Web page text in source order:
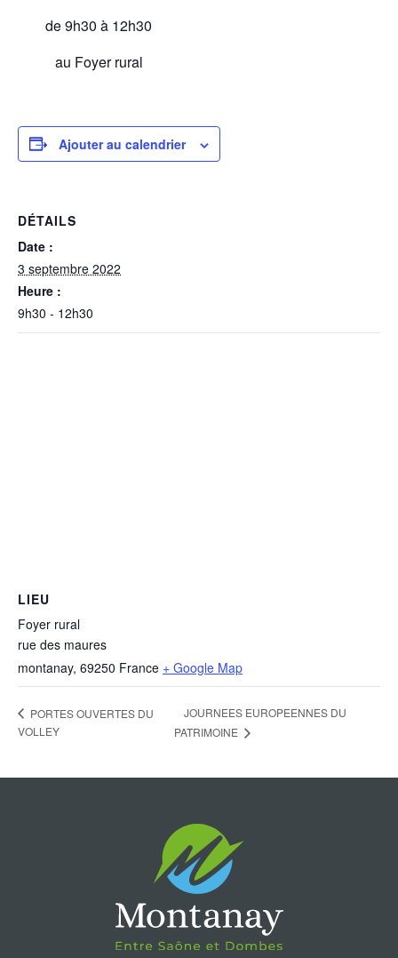
de 9h30 à 12h30
au Foyer rural
Ajouter au calendrier
DÉTAILS
Date :
3 septembre 2022
Heure :
9h30 - 12h30
LIEU
Foyer rural
rue des maures
montanay, 69250 France + Google Map
PORTES OUVERTES DU
VOLLEY
JOURNEES EUROPEENNES DU
PATRIMOINE